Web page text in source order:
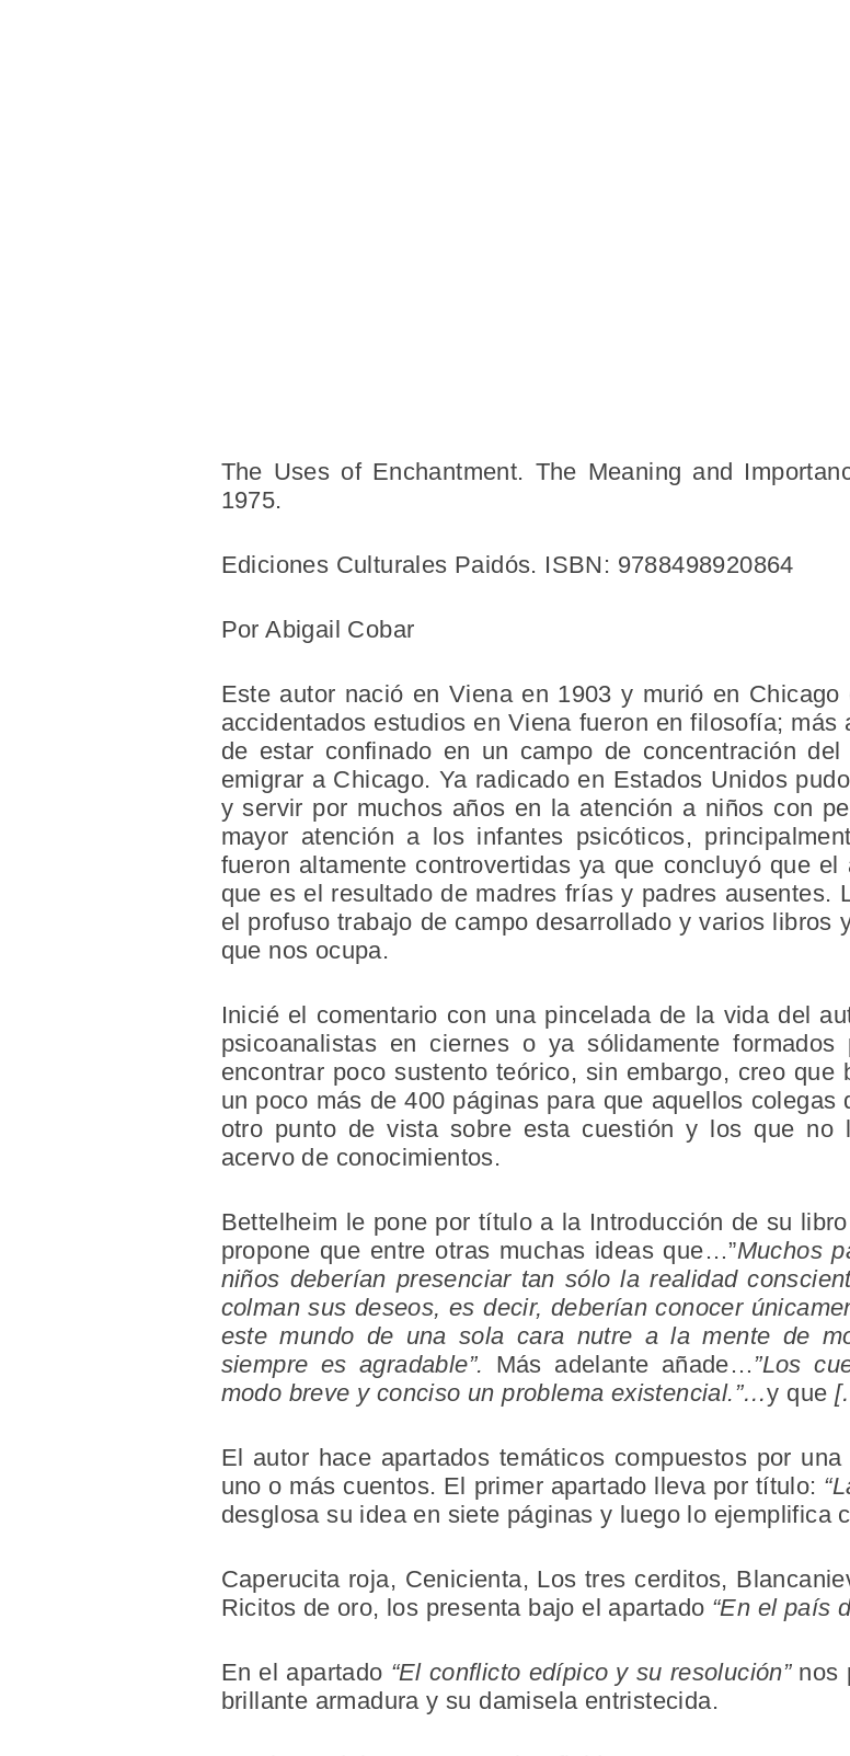
The Uses of Enchantment. The Meaning and
1975.
Ediciones Culturales Paidós. ISBN: 9788498920864
Por Abigail Cobar
Este autor nació en Viena en 1903 y murió en
accidentados estudios en Viena fueron en filosofía;
de estar confinado en un campo de concentración
emigrar a Chicago. Ya radicado en Estados Unidos
y servir por muchos años en la atención a niños con
mayor atención a los infantes psicóticos,
fueron altamente controvertidas ya que concluyó que
que es el resultado de madres frías y padres ausentes.
el profuso trabajo de campo desarrollado y varios libros
que nos ocupa.
Inicié el comentario con una pincelada de la vida del
psicoanalistas en ciernes o ya sólidamente
encontrar poco sustento teórico, sin embargo, creo
un poco más de 400 páginas para que aquellos
otro punto de vista sobre esta cuestión y los que no
acervo de conocimientos.
Bettelheim le pone por título a la Introducción de su libro
propone que entre otras muchas ideas que…”Muchos
niños deberían presenciar tan sólo la realidad
colman sus deseos, es decir, deberían conocer
este mundo de una sola cara nutre a la mente de
siempre es agradable”. Más adelante añade…”Los
modo breve y conciso un problema existencial.”…y que
El autor hace apartados temáticos compuestos por
uno o más cuentos. El primer apartado lleva por título:
desglosa su idea en siete páginas y luego lo ejemplifica
Caperucita roja, Cenicienta, Los tres cerditos,
Ricitos de oro, los presenta bajo el apartado “En el país
En el apartado “El conflicto edípico y su resolución”nos
brillante armadura y su damisela entristecida.